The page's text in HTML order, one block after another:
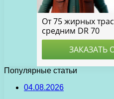
Популярные статьи
04.08.2026